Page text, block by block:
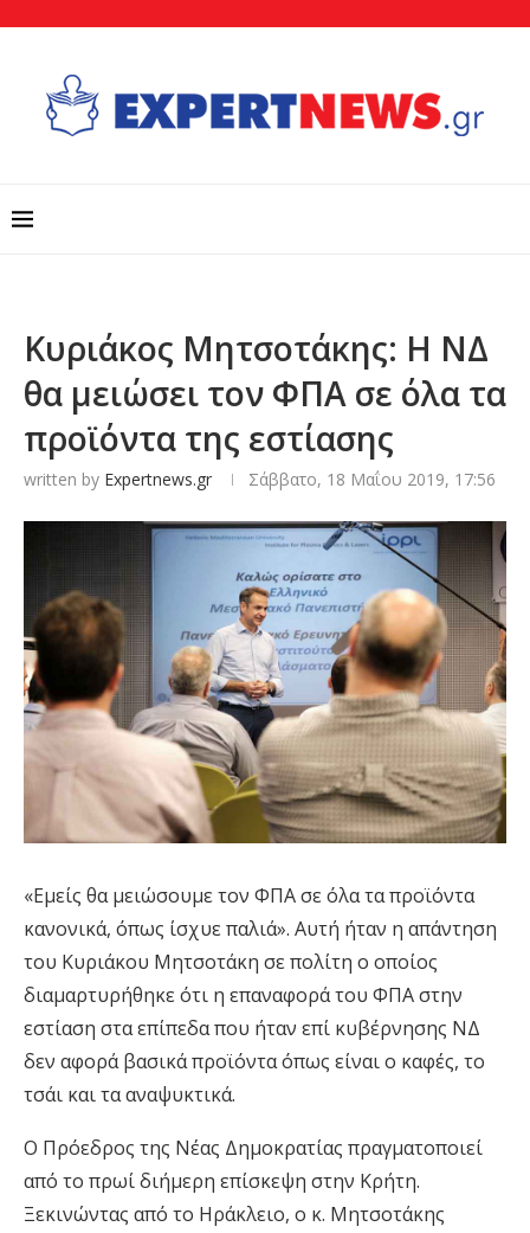
Κυριάκος Μητσοτάκης: Η ΝΔ
θα μειώσει τον ΦΠΑ σε όλα τα
προϊόντα της εστίασης
written by Expertnews.gr Σάββατο, 18 Μαΐου 2019, 17:56
«Εμείς θα μειώσουμε τον ΦΠΑ σε όλα τα προϊόντα
κανονικά, όπως ίσχυε παλιά». Αυτή ήταν η απάντηση
του Κυριάκου Μητσοτάκη σε πολίτη ο οποίος
διαμαρτυρήθηκε ότι η επαναφορά του ΦΠΑ στην
εστίαση στα επίπεδα που ήταν επί κυβέρνησης ΝΔ
δεν αφορά βασικά προϊόντα όπως είναι ο καφές, το
τσάι και τα αναψυκτικά.
O Πρόεδρος της Νέας Δημοκρατίας πραγματοποιεί
από το πρωί διήμερη επίσκεψη στην Κρήτη.
Ξεκινώντας από το Ηράκλειο, ο κ. Μητσοτάκης